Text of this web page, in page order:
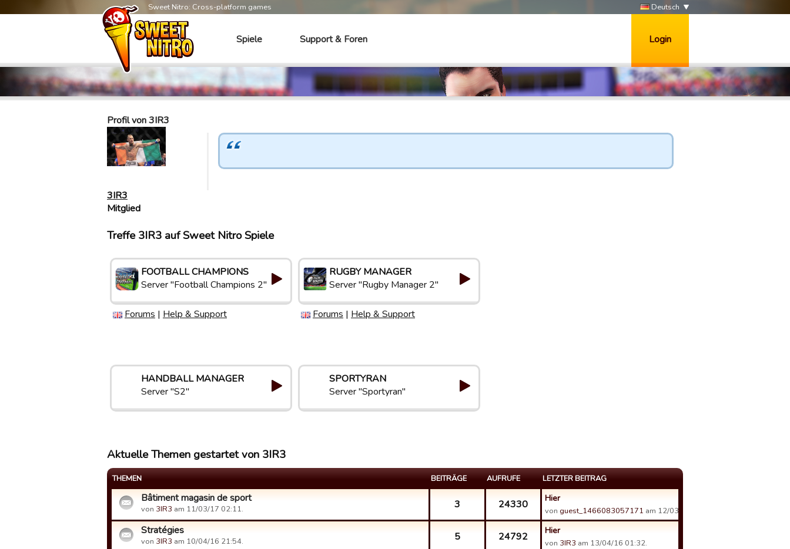
Sweet Nitro: Cross-platform games Deutsch
Spiele Support & Foren Login
Profil von 3IR3
3IR3
Mitglied
Treffe 3IR3 auf Sweet Nitro Spiele
FOOTBALL CHAMPIONS
Server "Football Champions 2"
Forums | Help & Support
RUGBY MANAGER
Server "Rugby Manager 2"
Forums | Help & Support
HANDBALL MANAGER
Server "S2"
SPORTYRAN
Server "Sportyran"
Aktuelle Themen gestartet von 3IR3
THEMEN BEITRÄGE AUFRUFE LETZTER BEITRAG
Bâtiment magasin de sport
von 3IR3 am 11/03/17 02:11. 3 24330 Hier
von guest_1466083057171 am 12/03/17 07:46.
Stratégies
von 3IR3 am 10/04/16 21:54. 5 24792 Hier
von 3IR3 am 13/04/16 01:32.